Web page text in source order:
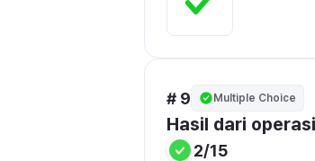
# 9 Multiple Choice
Hasil dari
2/15